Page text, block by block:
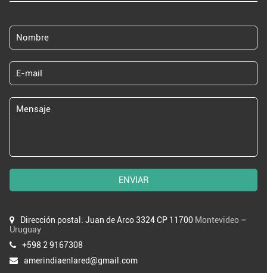
ENVIAR
Dirección postal: Juan de Arco 3324 CP 11700 Montevideo –
Uruguay
+598 2 9167308
amerindiaenlared@gmail.com